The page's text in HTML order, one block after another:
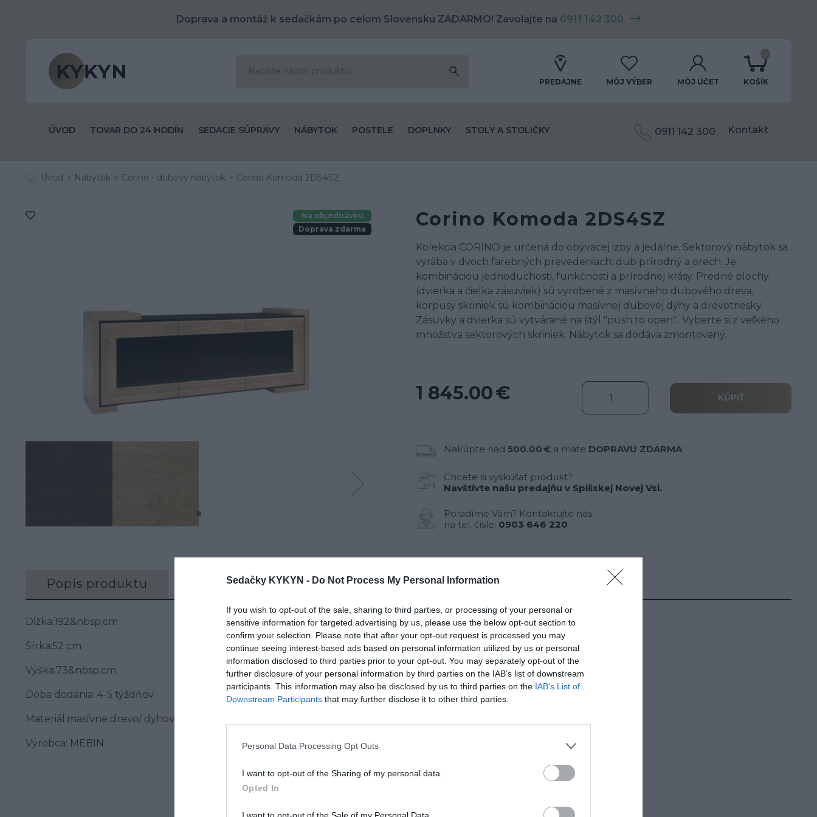
Sedačky KYKYN - Do Not Process My Personal Information
If you wish to opt-out of the sale, sharing to third parties, or processing of your personal or
sensitive information for targeted advertising by us, please use the below opt-out section to
confirm your selection. Please note that after your opt-out request is processed you may
continue seeing interest-based ads based on personal information utilized by us or personal
information disclosed to third parties prior to your opt-out. You may separately opt-out of the
further disclosure of your personal information by third parties on the IAB’s list of downstream
participants. This information may also be disclosed by us to third parties on the IAB’s List of
Downstream Participants that may further disclose it to other third parties.
Personal Data Processing Opt Outs
I want to opt-out of the Sharing of my personal data.
Opted In
I want to opt-out of the Sale of my Personal Data.
Doprava a montáž k sedačkám po celom Slovensku ZADARMO! Zavolajte na 0911 142 300
PREDAJNE MÔJ VÝBER MÔJ ÚČET KOŠÍK
0
ÚVOD TOVAR DO 24 HODÍN SEDACIE SÚPRAVY NÁBYTOK POSTELE DOPLNKY STOLY A STOLIČKY 0911 142 300 Kontakt
Úvod Nábytok Corino - dubový nábytok Corino Komoda 2DS4SZ
Corino Komoda 2DS4SZ
Kolekcia CORINO je určená do obývacej izby a jedálne. Sektorový nábytok sa
vyrába v dvoch farebných prevedeniach: dub prírodný a orech. Je
kombináciou jednoduchosti, funkčnosti a prírodnej krásy. Predné plochy
(dvierka a čielka zásuviek) sú vyrobené z masívneho dubového dreva,
korpusy skriniek sú kombináciou masívnej dubovej dýhy a drevotriesky.
Zásuvky a dvierka sú vytvárané na štýl "push to open".. Vyberte si z veľkého
množstva sektorových skriniek. Nábytok sa dodáva zmontovaný.
1 845.00 € KÚPIŤ
Nakúpte nad 500.00 € a máte DOPRAVU ZDARMA!
Chcete si vyskúšať produkt?
Navštívte našu predajňu v Spišskej Novej Vsi.
Poradíme Vám? Kontaktujte nás
na tel. čísle: 0903 646 220
Na objednávku
Doprava zdarma
Popis produktu Recenzie (0)
Dĺžka:192&nbsp;cm
Šírka:52 cm
Výška:73&nbsp;cm
Doba dodania: 4-5 týždňov
Materiál:masívne drevo/ dyhovaná vrchná doska
Výrobca: MEBIN